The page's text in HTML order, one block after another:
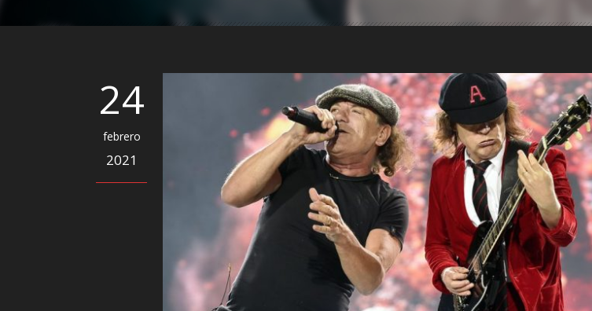
24
febrero
2021